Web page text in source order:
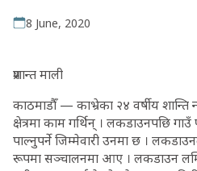
8 June, 2020
प्रशान्त माली
काठमाडौँ — काभ्रेका २४ वर्षीय शान्ति
क्षेत्रमा काम गर्थिन् । लकडाउनपछि
पाल्नुपर्ने जिम्मेवारी उनमा छ ।
रूपमा सञ्चालनमा आए । लकडाउन